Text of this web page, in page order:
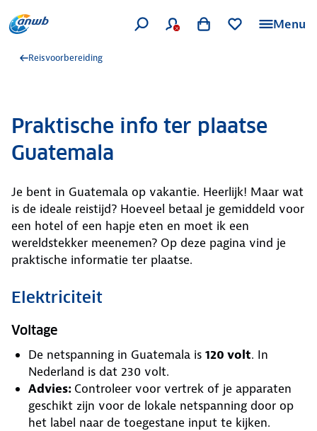
Menu
Reisvoorbereiding
Praktische info ter plaatse
Guatemala
Je bent in Guatemala op vakantie. Heerlijk! Maar wat
is de ideale reistijd? Hoeveel betaal je gemiddeld voor
een hotel of een hapje eten en moet ik een
wereldstekker meenemen? Op deze pagina vind je
praktische informatie ter plaatse.
Elektriciteit
Voltage
De netspanning in Guatemala is 120 volt. In
Nederland is dat 230 volt.
Advies: Controleer voor vertrek of je apparaten
geschikt zijn voor de lokale netspanning door op
het label naar de toegestane input te kijken.